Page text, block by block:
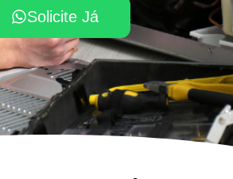
Solicite Já